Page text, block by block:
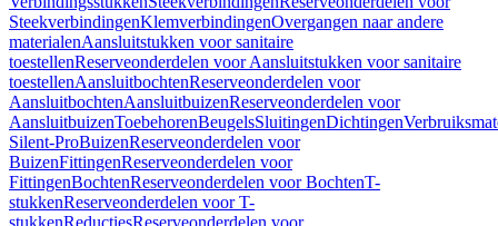
SteekverbindingenKlemverbindingenOvergangen naar andere
materialenAansluitstukken voor sanitaire
toestellenReserveonderdelen voor Aansluitstukken voor sanitaire
toestellenAansluitbochtenReserveonderdelen voor
AansluitbochtenAansluitbuizenReserveonderdelen voor
AansluitbuizenToebehorenBeugelsSluitingenDichtingen
Silent-ProBuizenReserveonderdelen voor
BuizenFittingenReserveonderdelen voor
FittingenBochtenReserveonderdelen voor BochtenT-
stukkenReserveonderdelen voor T-
stukkenReductiesReserveonderdelen voor